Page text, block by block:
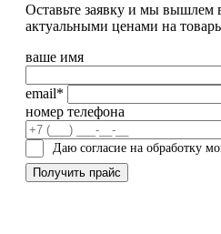
Оставьте заявку и мы вышлем
актуальными ценами на
ваше имя
email*
номер телефона
Даю согласие на обработку